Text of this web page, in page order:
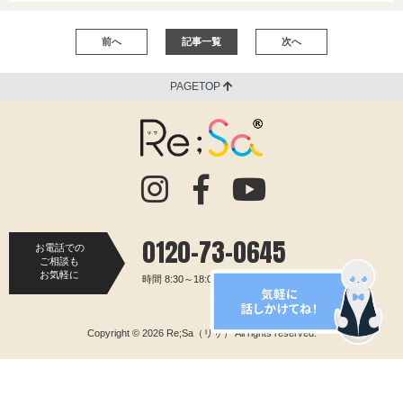
前へ 記事一覧 次へ
PAGETOP
お電話での
ご相談も
お気軽に
0120-73-0645
時間 8:30～18:00（水曜定休）
Copyright © 2026 Re;Sa（リサ） All rights reserved.